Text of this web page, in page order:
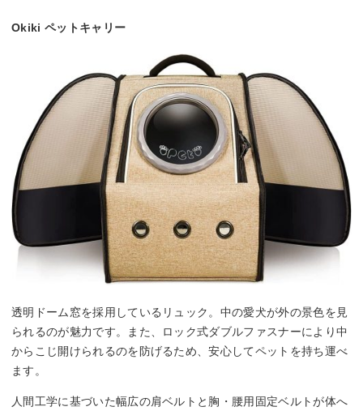
Okiki ペットキャリー
透明ドーム窓を採用しているリュック。中の愛犬が外の景色を見
られるのが魅力です。また、ロック式ダブルファスナーにより中
からこじ開けられるのを防げるため、安心してペットを持ち運べ
ます。
人間工学に基づいた幅広の肩ベルトと胸・腰用固定ベルトが体へ